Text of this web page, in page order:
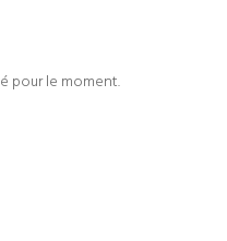
pour le moment.